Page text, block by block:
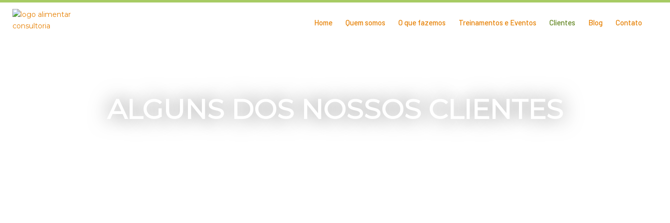
Home Quem somos O que fazemos Treinamentos e Eventos Clientes Blog Contato
ALGUNS DOS NOSSOS CLIENTES